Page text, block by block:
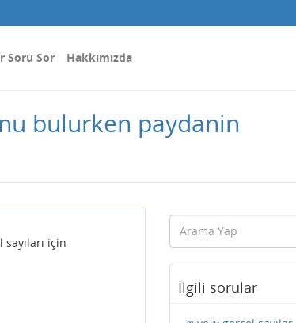
Soru Sor Hakkımızda
bulurken paydanin
sayıları için
İlgili sorular